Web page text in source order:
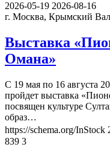
2026-05-19 2026-08-16
г. Москва, Крымский
Выставка
Омана»
С 19 мая по 16 августа
пройдет выставка
посвящен культуре
образ…
https://schema.org/InStock
839 3